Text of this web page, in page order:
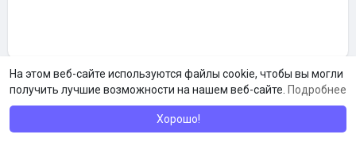
На этом веб-сайте используются файлы cookie, чтобы вы могли
получить лучшие возможности на нашем веб-сайте. Подробнее
Хорошо!